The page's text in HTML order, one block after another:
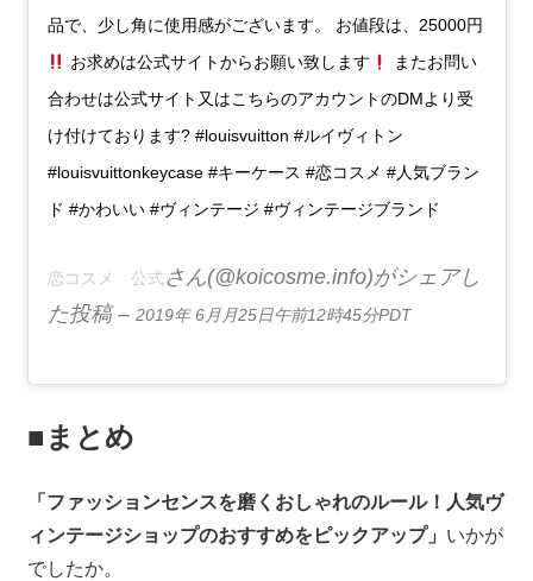
品で、少し角に使用感がございます。 お値段は、25000円
お求めは公式サイトからお願い致します
またお問い
合わせは公式サイト又はこちらのアカウントのDMより受
け付けております? #louisvuitton #ルイヴィトン
#louisvuittonkeycase #キーケース #恋コスメ #人気ブラン
ド #かわいい #ヴィンテージ #ヴィンテージブランド
恋コスメ 公式さん(@koicosme.info)がシェアし
た投稿 – 2019年 6月月25日午前12時45分PDT
■まとめ
「ファッションセンスを磨くおしゃれのルール！人気ヴ
ィンテージショップのおすすめをピックアップ」 いかが
でしたか。